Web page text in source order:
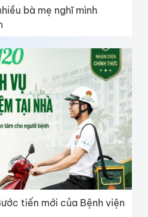
bà mẹ nghĩ mình
tiến mới của Bệnh viện